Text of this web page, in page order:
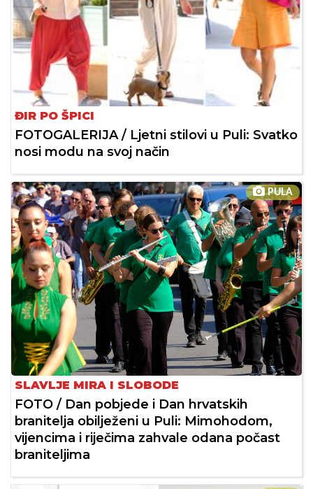
ĐIR PO ŠPICI
FOTOGALERIJA / Ljetni stilovi u Puli: Svatko
nosi modu na svoj način
PULA
SLAVLJE MIRA I SLOBODE
FOTO / Dan pobjede i Dan hrvatskih
branitelja obilježeni u Puli: Mimohodom,
vijencima i riječima zahvale odana počast
braniteljima